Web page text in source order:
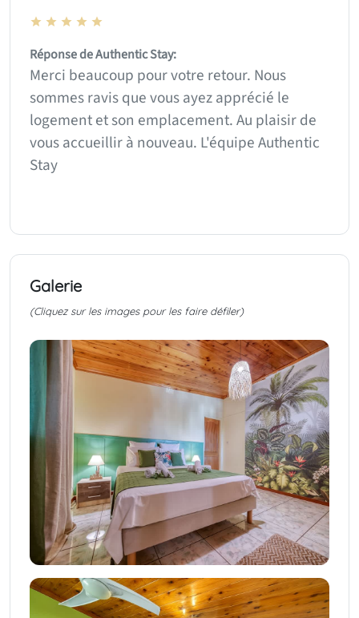
Réponse de Authentic Stay:
Merci beaucoup pour votre retour. Nous
sommes ravis que vous ayez apprécié le
logement et son emplacement. Au plaisir de
vous accueillir à nouveau. L'équipe Authentic
Stay
Galerie
(Cliquez sur les images pour les faire défiler)